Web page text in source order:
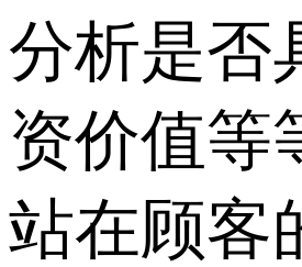
分析是否
资价值等
站在顾客